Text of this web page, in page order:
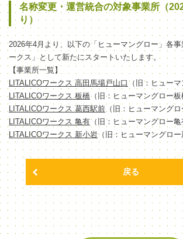
名称変更・運営統合の対象事業所（
り）
2026年4月より、以下の「ヒューマングロー」各
ークス」として新たにスタートいたします。
【事業所一覧】
LITALICOワークス 高田馬場戸山口 （旧：ヒューマ
LITALICOワークス 板橋（旧：ヒューマングロー板
LITALICOワークス 葛西駅前 （旧：ヒューマングロ
LITALICOワークス 亀有（旧：ヒューマングロー亀
LITALICOワークス 新小岩（旧：ヒューマングロー
戻る